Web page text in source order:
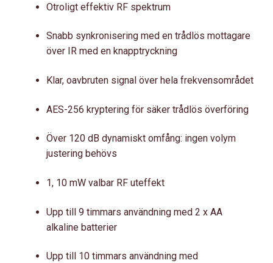
Otroligt effektiv RF spektrum
Snabb synkronisering med en trådlös mottagare
över IR med en knapptryckning
Klar, oavbruten signal över hela frekvensområdet
AES-256 kryptering för säker trådlös överföring
Över 120 dB dynamiskt omfång: ingen volym
justering behövs
1, 10 mW valbar RF uteffekt
Upp till 9 timmars användning med 2 x AA
alkaline batterier
Upp till 10 timmars användning med